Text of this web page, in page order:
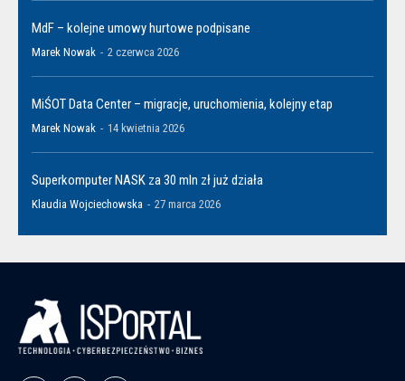
MdF – kolejne umowy hurtowe podpisane
Marek Nowak - 2 czerwca 2026
MiŚOT Data Center – migracje, uruchomienia, kolejny etap
Marek Nowak - 14 kwietnia 2026
Superkomputer NASK za 30 mln zł już działa
Klaudia Wojciechowska - 27 marca 2026